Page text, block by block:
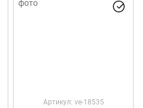
Артикул: ve-18535